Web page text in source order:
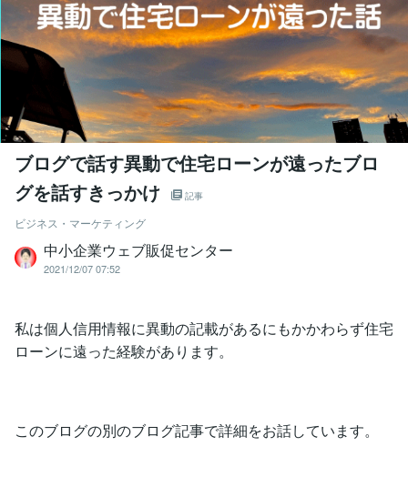
ブログで話す異動で住宅ローンが遠ったブロ
グを話すきっかけ
記事
ビジネス・マーケティング
中小企業ウェブ販促センター
2021/12/07 07:52
私は個人信用情報に異動の記載があるにもかかわらず住宅
ローンに遠った経験があります。
このブログの別のブログ記事で詳細をお話しています。